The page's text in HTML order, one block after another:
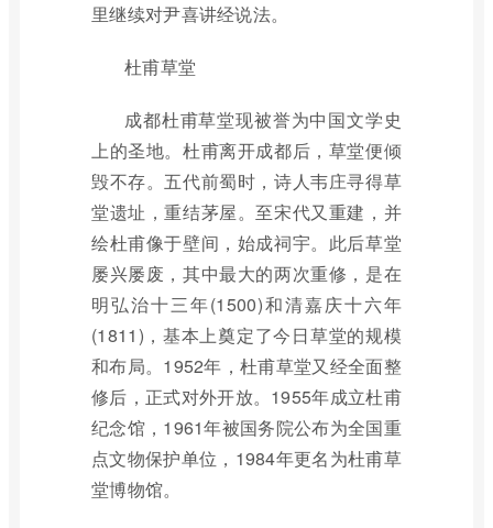
里继续对尹喜讲经说法。
杜甫草堂
成都杜甫草堂现被誉为中国文学史
上的圣地。杜甫离开成都后，草堂便倾
毁不存。五代前蜀时，诗人韦庄寻得草
堂遗址，重结茅屋。至宋代又重建，并
绘杜甫像于壁间，始成祠宇。此后草堂
屡兴屡废，其中最大的两次重修，是在
明弘治十三年(1500)和清嘉庆十六年
(1811)，基本上奠定了今日草堂的规模
和布局。1952年，杜甫草堂又经全面整
修后，正式对外开放。1955年成立杜甫
纪念馆，1961年被国务院公布为全国重
点文物保护单位，1984年更名为杜甫草
堂博物馆。